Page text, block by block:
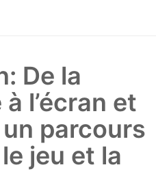
De la
l’écran et
parcours
jeu et la